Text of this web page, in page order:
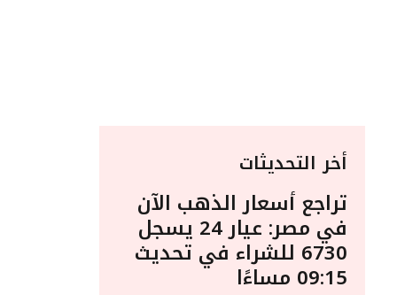
أخر التحديثات
تراجع أسعار الذهب الآن
في مصر: عيار 24 يسجل
6730 للشراء في تحديث
09:15 مساءًا